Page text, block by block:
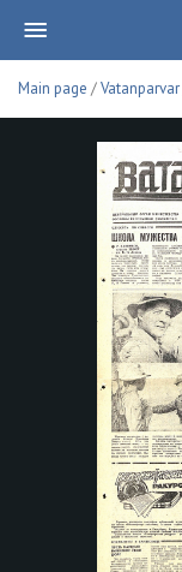
Main page /Vatanparvar